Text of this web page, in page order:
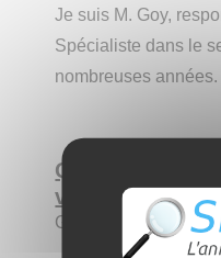
Je suis M. Goy,
Spécialiste dans le
nombreuses années.
Qui êtes-vous
vous allez
Gérant de wood